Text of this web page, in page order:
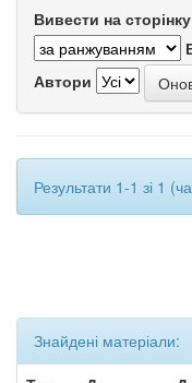
Вивести на сторінку
Автори
Результати 1-1 зі 1
Знайдені матеріали: